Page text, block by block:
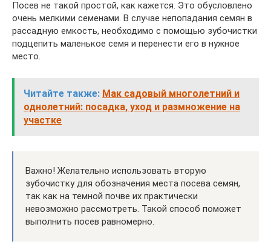
Посев не такой простой, как кажется. Это обусловлено
очень мелкими семенами. В случае непопадания семян в
рассадную емкость, необходимо с помощью зубочистки
подцепить маленькое семя и перенести его в нужное
место.
Читайте также: Мак садовый многолетний и
однолетний: посадка, уход и размножение на
участке
Важно! Желательно использовать вторую
зубочистку для обозначения места посева семян,
так как на темной почве их практически
невозможно рассмотреть. Такой способ поможет
выполнить посев равномерно.